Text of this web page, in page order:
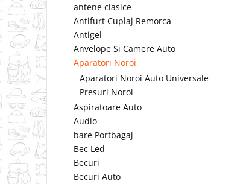
antene clasice
Antifurt Cuplaj Remorca
Antigel
Anvelope Si Camere Auto
Aparatori Noroi
Aparatori Noroi Auto Universale
Presuri Noroi
Aspiratoare Auto
Audio
bare Portbagaj
Bec Led
Becuri
Becuri Auto